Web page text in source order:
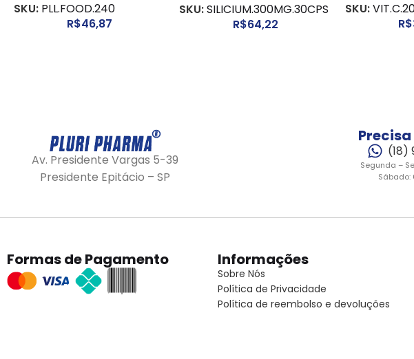
SKU: PLL.FOOD.240
R$46,87
SKU:SILICIUM.300MG.30CPS
R$64,22
SKU:
R$
Av. Presidente Vargas 5-39
Presidente Epitácio – SP
(18)
Segunda –
Sábado:
Formas de Pagamento Informações
Sobre Nós
Política de Privacidade
Política de reembolso e devoluções